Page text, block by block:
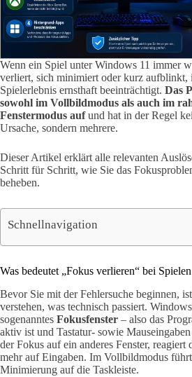
Wenn ein Spiel unter Windows 11 immer
verliert, sich minimiert oder kurz aufblinkt,
Spielerlebnis ernsthaft beeinträchtigt. Das
sowohl im Vollbildmodus als auch im
Fenstermodus aufund hat in der Regel
Ursache, sondern mehrere.
Dieser Artikel erklärt alle relevanten
Schritt für Schritt, wie Sie das
beheben.
Schnellnavigation
Was bedeutet „Fokus verlieren“ bei
Bevor Sie mit der Fehlersuche beginnen,
verstehen, was technisch passiert.
sogenanntes Fokusfenster – also das
aktiv ist und Tastatur- sowie
der Fokus auf ein anderes Fenster, reagiert
mehr auf Eingaben. Im Vollbildmodus
Minimierung auf die Taskleiste.